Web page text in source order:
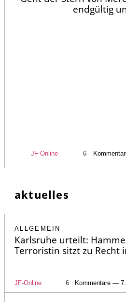
endgültig
JF-Online 6
aktuelles
ALLGEMEIN
Karlsruhe urteilt:
Terroristin sitzt zu Recht
JF-Online 6 Kommentare —